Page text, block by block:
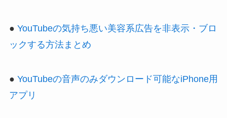
● YouTubeの気持ち悪い美容系広告を非表示・ブロ
ックする方法まとめ
● YouTubeの音声のみダウンロード可能なiPhone用
アプリ